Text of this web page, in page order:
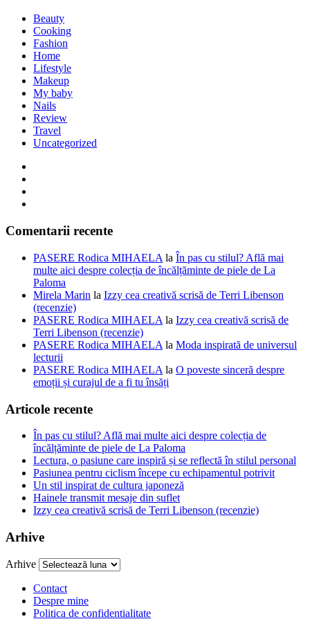
Beauty
Cooking
Fashion
Home
Lifestyle
Makeup
My baby
Nails
Review
Travel
Uncategorized
Comentarii recente
PASERE Rodica MIHAELA la În pas cu stilul? Află mai
multe aici despre colecția de încălțăminte de piele de La
Paloma
Mirela Marin la Izzy cea creativă scrisă de Terri Libenson
(recenzie)
PASERE Rodica MIHAELA la Izzy cea creativă scrisă de
Terri Libenson (recenzie)
PASERE Rodica MIHAELA la Moda inspirată de universul
lecturii
PASERE Rodica MIHAELA la O poveste sinceră despre
emoții și curajul de a fi tu însăți
Articole recente
În pas cu stilul? Află mai multe aici despre colecția de
încălțăminte de piele de La Paloma
Lectura, o pasiune care inspiră și se reflectă în stilul personal
Pasiunea pentru ciclism începe cu echipamentul potrivit
Un stil inspirat de cultura japoneză
Hainele transmit mesaje din suflet
Izzy cea creativă scrisă de Terri Libenson (recenzie)
Arhive
Arhive
Contact
Despre mine
Politica de confidentialitate